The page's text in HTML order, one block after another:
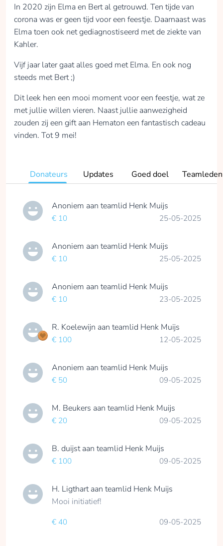
In 2020 zijn Elma en Bert al getrouwd. Ten tijde van
corona was er geen tijd voor een feestje. Daarnaast was
Elma toen ook net gediagnostiseerd met de ziekte van
Kahler.
Vijf jaar later gaat alles goed met Elma. En ook nog
steeds met Bert ;)
Dit leek hen een mooi moment voor een feestje, wat ze
met jullie willen vieren. Naast jullie aanwezigheid
zouden zij een gift aan Hematon een fantastisch cadeau
vinden. Tot 9 mei!
Donateurs Updates Goed doel Teamleden
Anoniem aan teamlid Henk Muijs
€ 10 25-05-2025
Anoniem aan teamlid Henk Muijs
€ 10 25-05-2025
Anoniem aan teamlid Henk Muijs
€ 10 23-05-2025
R. Koelewijn aan teamlid Henk Muijs
€ 100 12-05-2025
Anoniem aan teamlid Henk Muijs
€ 50 09-05-2025
M. Beukers aan teamlid Henk Muijs
€ 20 09-05-2025
B. duijstaan teamlid Henk Muijs
€ 100 09-05-2025
H. Ligthartaan teamlid Henk Muijs
Mooi initiatief!
€ 40 09-05-2025